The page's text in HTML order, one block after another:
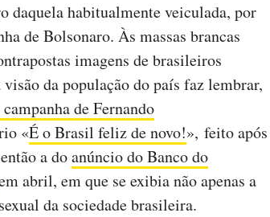
daquela habitualmente veiculada, por
de Bolsonaro. Às massas brancas
imagens de brasileiros
da população do país faz lembrar,
de Fernando
«É o Brasil feliz de novo!», feito após
a doanúncio do Banco do
abril, em que se exibia não apenas a
da sociedade brasileira.